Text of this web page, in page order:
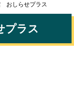
おしらせプラス
プラス